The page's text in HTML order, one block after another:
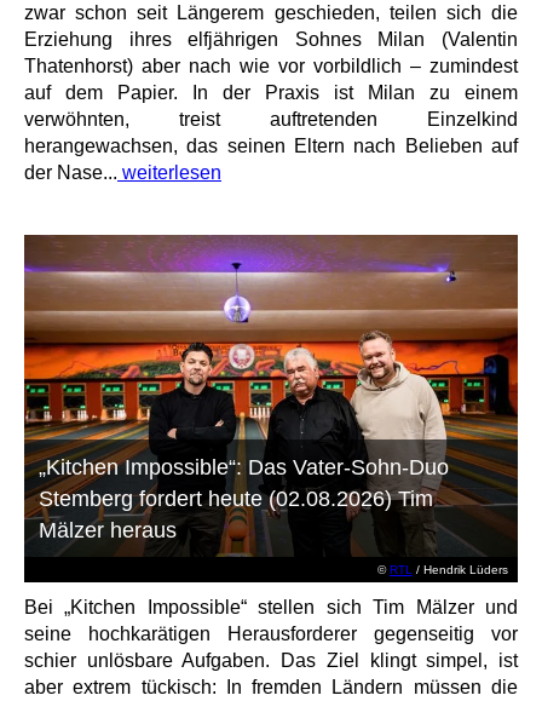
zwar schon seit Längerem geschieden, teilen sich die
Erziehung ihres elfjährigen Sohnes Milan (Valentin
Thatenhorst) aber nach wie vor vorbildlich – zumindest
auf dem Papier. In der Praxis ist Milan zu einem
verwöhnten, treist auftretenden Einzelkind
herangewachsen, das seinen Eltern nach Belieben auf
der Nase... weiterlesen
©RTL / Hendrik Lüders
„Kitchen Impossible“: Das Vater-Sohn-Duo
Stemberg fordert heute (02.08.2026) Tim
Mälzer heraus
Bei „Kitchen Impossible“ stellen sich Tim Mälzer und
seine hochkarätigen Herausforderer gegenseitig vor
schier unlösbare Aufgaben. Das Ziel klingt simpel, ist
aber extrem tückisch: In fremden Ländern müssen die